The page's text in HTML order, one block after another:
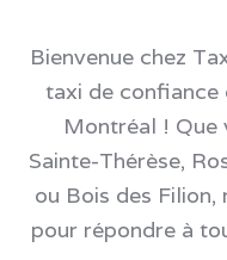
Bienvenue chez
taxi de confiance
Montréal ! Que
Sainte-Thérèse,
ou Bois des
pour répondre à